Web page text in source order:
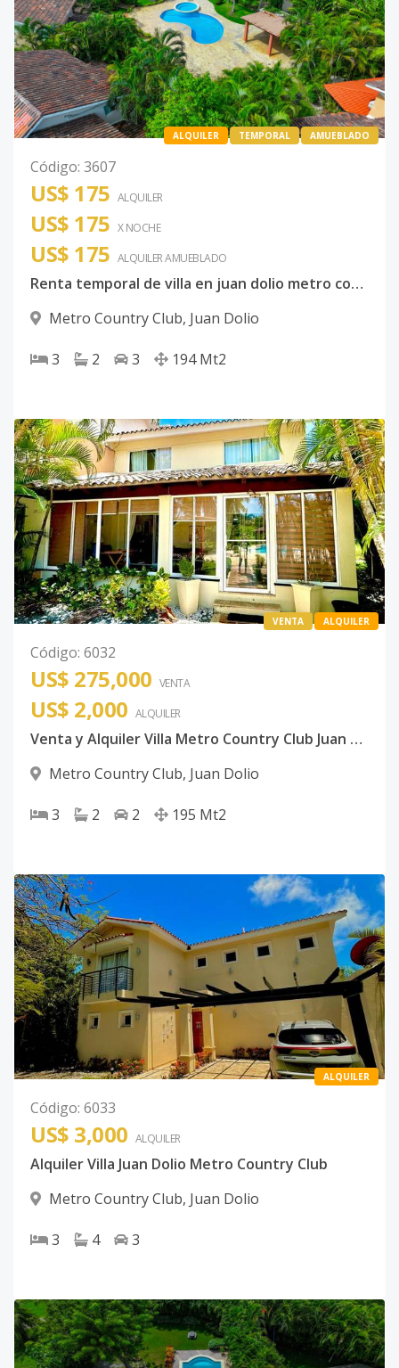
ALQUILER TEMPORAL AMUEBLADO
Código: 3607
US$ 175 ALQUILER
US$ 175 X NOCHE
US$ 175 ALQUILERAMUEBLADO
Renta temporal de villa en juan dolio metro country club
Metro Country Club, Juan Dolio
3 2 3 194 Mt2
VENTA ALQUILER
Código: 6032
US$ 275,000 VENTA
US$ 2,000 ALQUILER
Venta y Alquiler Villa Metro Country Club Juan Dolio
Metro Country Club, Juan Dolio
3 2 2 195 Mt2
ALQUILER
Código: 6033
US$ 3,000 ALQUILER
Alquiler Villa Juan Dolio Metro Country Club
Metro Country Club, Juan Dolio
3 4 3